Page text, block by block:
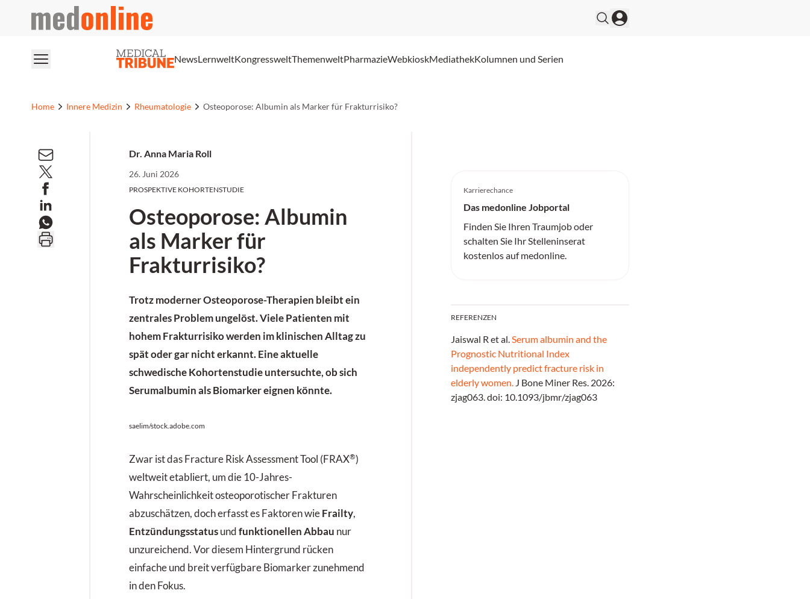
medonline
NewsLernweltKongressweltThemenweltPharmazieWebkioskMediathekKolumnen und Serien
Home Innere Medizin Rheumatologie Osteoporose: Albumin als Marker für Frakturrisiko?
Dr. Anna Maria Roll
26. Juni 2026
PROSPEKTIVE KOHORTENSTUDIE
Osteoporose: Albumin
als Marker für
Frakturrisiko?
Trotz moderner Osteoporose-Therapien bleibt ein
zentrales Problem ungelöst. Viele Patienten mit
hohem Frakturrisiko werden im klinischen Alltag zu
spät oder gar nicht erkannt. Eine aktuelle
schwedische Kohortenstudie untersuchte, ob sich
Serum­albumin als Biomarker eignen könnte.
saelim/stock.adobe.com
Zwar ist das Fracture Risk Assessment Tool (FRAX®)
weltweit etabliert, um die 10-Jahres-
Wahrscheinlichkeit osteoporotischer Frakturen
abzuschätzen, doch erfasst es Faktoren wie Frailty,
Entzündungsstatus und funktionellen Abbau nur
unzureichend. Vor diesem Hintergrund rücken
einfache und breit verfügbare Biomarker zunehmend
in den Fokus.
Karrierechance
Das medonline Jobportal
Finden Sie Ihren Traumjob oder
schalten Sie Ihr Stelleninserat
kostenlos auf medonline.
REFERENZEN
Jaiswal R et al.Serum albumin and the
Prognostic Nutritional Index
independently predict fracture risk in
elderly women. J Bone Miner Res. 2026:
zjag063. doi: 10.1093/jbmr/zjag063